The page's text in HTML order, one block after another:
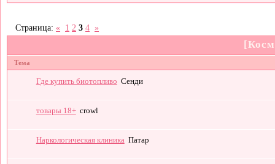
Страница: « 1 2 3 4 »
Тема
Где купить биотопливо Сенди
товары 18+ crowl
Наркологическая клиника Патар